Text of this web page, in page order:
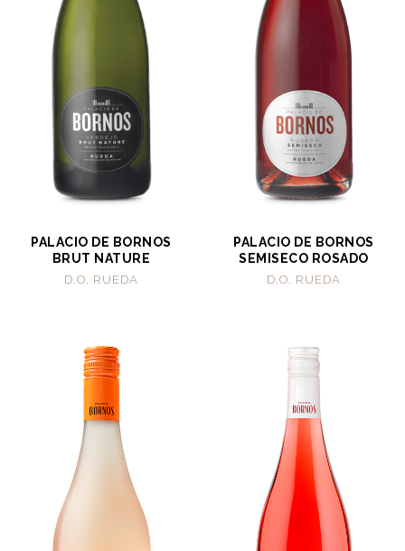
PALACIO DE BORNOS
BRUT NATURE
D.O. RUEDA
PALACIO DE BORNOS
SEMISECO ROSADO
D.O. RUEDA